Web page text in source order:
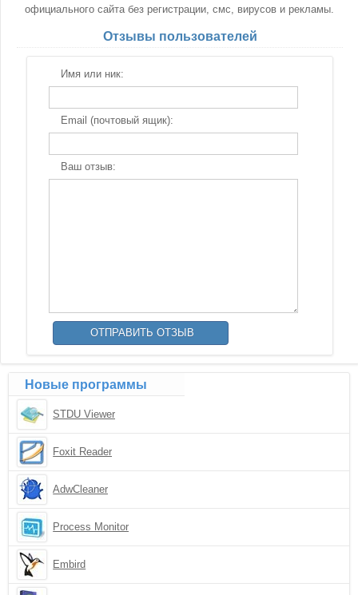
официального сайта без регистрации, смс, вирусов и рекламы.
Отзывы пользователей
Имя или ник:
Email (почтовый ящик):
Ваш отзыв:
Новые программы
STDU Viewer
Foxit Reader
AdwCleaner
Process Monitor
Embird